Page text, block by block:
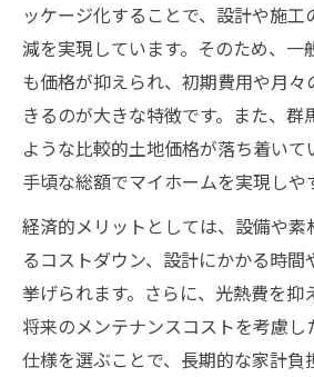
ッケージ化することで、設計や施
減を実現しています。そのため、一
も価格が抑えられ、初期費用や月
きるのが大きな特徴です。また、群
ような比較的土地価格が落ち着いて
手頃な総額でマイホームを実現しや
経済的メリットとしては、設備や素
るコストダウン、設計にかかる時間
挙げられます。さらに、光熱費を抑
将来のメンテナンスコストを考慮
仕様を選ぶことで、長期的な家計負